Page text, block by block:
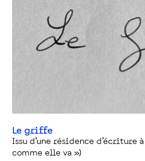
Le griffe
Issu d’une résidence d’écriture
comme elle va »)